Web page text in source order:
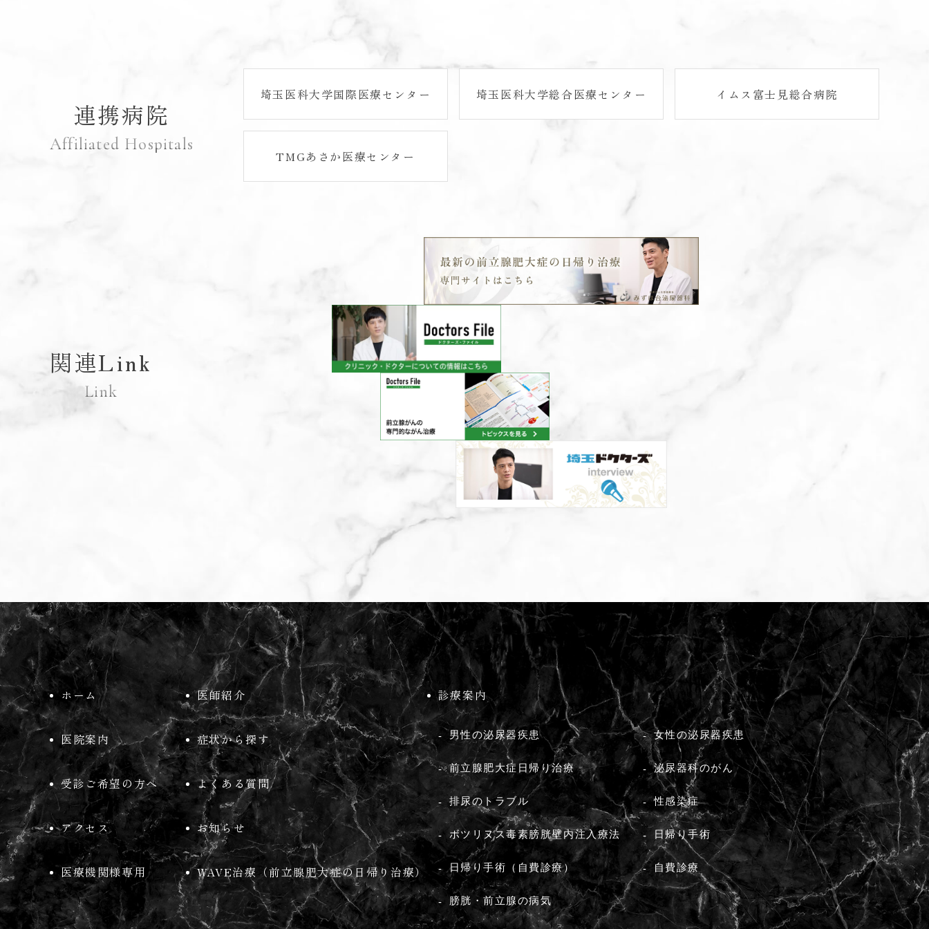
連携病院
Affiliated Hospitals
埼玉医科大学国際医療センター 埼玉医科大学総合医療センター イムス富士見総合病院
TMGあさか医療センター
関連Link
Link
ホーム 医師紹介
医院案内 症状から探す
受診ご希望の方へ よくある質問
アクセス お知らせ
医療機関様専用 WAVE治療（前立腺肥大症の日帰り治療）
診療案内
男性の泌尿器疾患 女性の泌尿器疾患
前立腺肥大症日帰り治療 泌尿器科のがん
排尿のトラブル 性感染症
ボツリヌス毒素膀胱壁内注⼊療法 日帰り手術
日帰り手術（自費診療） 自費診療
膀胱・前立腺の病気